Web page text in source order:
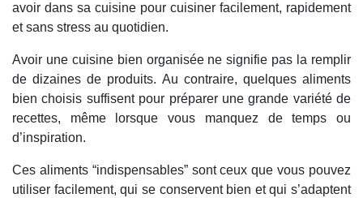
avoir dans sa cuisine pour cuisiner facilement, rapidement
et sans stress au quotidien.
Avoir une cuisine bien organisée ne signifie pas la remplir
de dizaines de produits. Au contraire, quelques aliments
bien choisis suffisent pour préparer une grande variété de
recettes, même lorsque vous manquez de temps ou
d’inspiration.
Ces aliments “indispensables” sont ceux que vous pouvez
utiliser facilement, qui se conservent bien et qui s’adaptent